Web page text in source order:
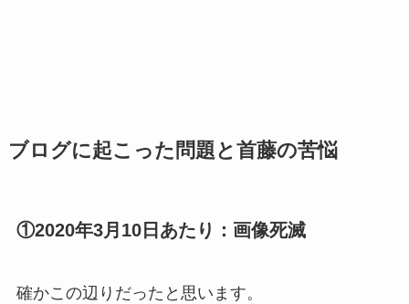
ブログに起こった問題と首藤の苦悩
①2020年3月10日あたり：画像死滅
確かこの辺りだったと思います。